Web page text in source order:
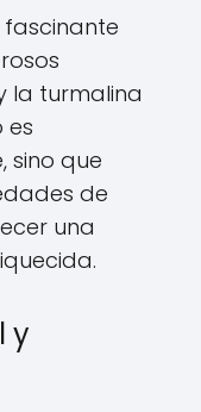
fascinante
la turmalina
es
sino que
de
una
y